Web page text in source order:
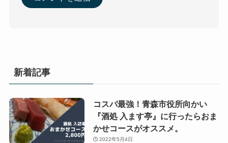
新着記事
コスパ最強！青森市役所向かい
『酒処 入ます亭』に行ったらおま
かせコースがオススメ。
2022年5月4日